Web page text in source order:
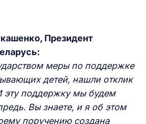
Президент
меры по поддержке
детей, нашли отклик
эту поддержку мы будем
Вы знаете, и я об этом
поручению создана